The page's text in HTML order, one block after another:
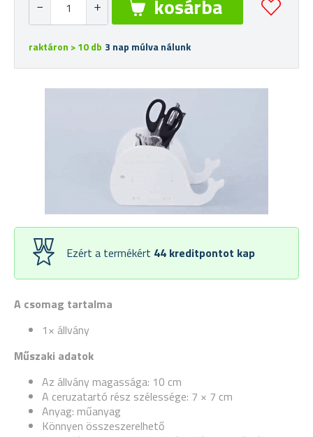
A csomag tartalma
1× állvány
Műszaki adatok
Az állvány magassága: 10 cm
A ceruzatartó rész szélessége: 7 × 7 cm
Anyag: műanyag
Könnyen összeszerelhető
raktáron > 10 db 3 nap múlva nálunk
Ezért a termékért 44 kreditpontot kap